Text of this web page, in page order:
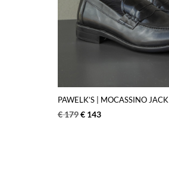
PAWELK’S | MOCASSINO JACK
€179€ 143